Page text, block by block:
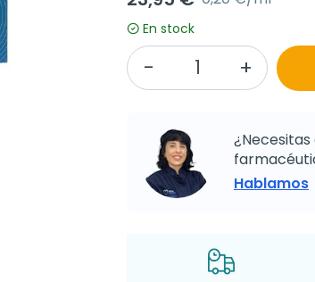
En stock
¿Necesitas
Hablamos